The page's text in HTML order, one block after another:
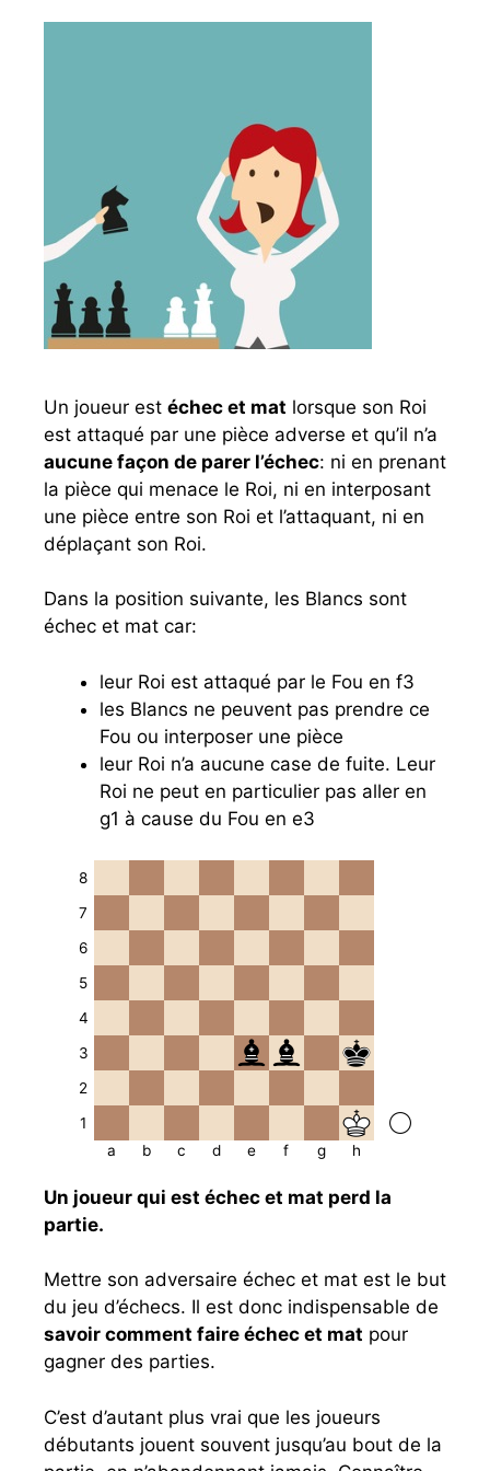
Un joueur est échec et mat lorsque son Roi
est attaqué par une pièce adverse et qu’il n’a
aucune façon de parer l’échec: ni en prenant
la pièce qui menace le Roi, ni en interposant
une pièce entre son Roi et l’attaquant, ni en
déplaçant son Roi.
Dans la position suivante, les Blancs sont
échec et mat car:
leur Roi est attaqué par le Fou en f3
les Blancs ne peuvent pas prendre ce
Fou ou interposer une pièce
leur Roi n’a aucune case de fuite. Leur
Roi ne peut en particulier pas aller en
g1 à cause du Fou en e3
8
7
6
5
4
3
2
1
a
b c d e f g h
Un joueur qui est échec et mat perd la
partie.
Mettre son adversaire échec et mat est le but
du jeu d’échecs. Il est donc indispensable de
savoir comment faire échec et mat pour
gagner des parties.
C’est d’autant plus vrai que les joueurs
débutants jouent souvent jusqu’au bout de la